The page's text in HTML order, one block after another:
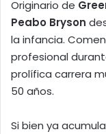
Originario de
Peabo Bryson
la infancia.
profesional
prolífica carrera
50 años.
Si bien ya